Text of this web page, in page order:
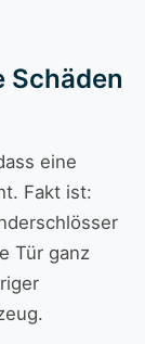
Schäden
eine
Fakt ist:
Tür ganz